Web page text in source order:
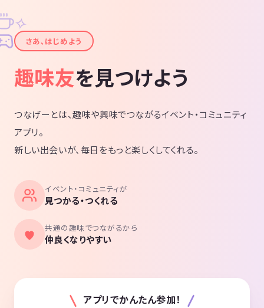
✦
✧
さあ、はじめよう
趣味友を見つけよう
つなげーとは、趣味や興味でつながるイベント・コミュニティ
アプリ。
新しい出会いが、毎日をもっと楽しくしてくれる。
イベント・コミュニティが
見つかる・つくれる
共通の趣味でつながるから
仲良くなりやすい
アプリでかんたん参加！